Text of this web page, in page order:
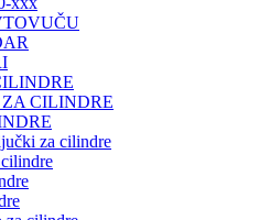
CILINDRE
za cilindre